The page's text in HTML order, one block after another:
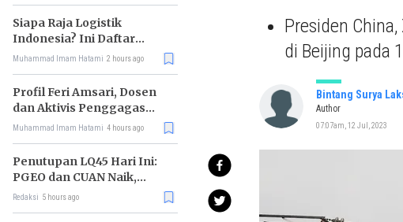
Siapa Raja Logistik
Indonesia? Ini Daftar
Pemimpin Pasarnya
Muhammad Imam Hatami 2 hours ago
Profil Feri Amsari, Dosen
dan Aktivis Penggagas
Kabinet Bayangan
Muhammad Imam Hatami 4 hours ago
Penutupan LQ45 Hari Ini:
PGEO dan CUAN Naik,
MBMA Turun
Redaksi 5 hours ago
Presiden
di Beijing pada
Bintang Surya
Author
07:07am, 12 Jul, 2023